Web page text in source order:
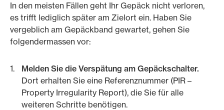
In den meisten Fällen geht Ihr Gepäck nicht verloren,
es trifft lediglich später am Zielort ein. Haben Sie
vergeblich am Gepäckband gewartet, gehen Sie
folgendermassen vor:
Melden Sie die Verspätung am Gepäckschalter.
Dort erhalten Sie eine Referenznummer (PIR –
Property Irregularity Report), die Sie für alle
weiteren Schritte benötigen.